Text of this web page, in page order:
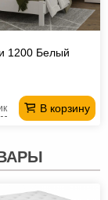
1200 Белый
В корзину